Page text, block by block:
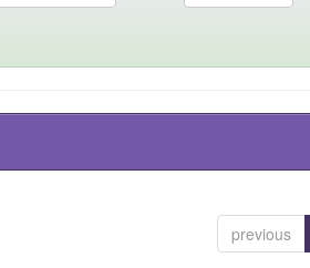
previous